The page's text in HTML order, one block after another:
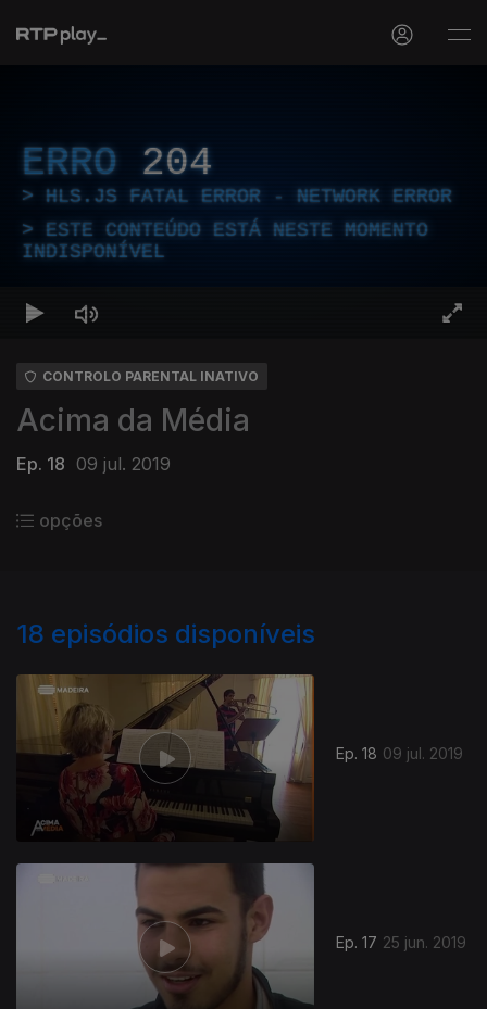
ERRO 204
HLS.JS FATAL ERROR - NETWORK ERROR
ESTE CONTEÚDO ESTÁ NESTE MOMENTO
INDISPONÍVEL
CONTROLO PARENTAL INATIVO
Acima da Média
Ep. 18 09 jul. 2019
opções
18 episódios disponíveis
Ep. 18 09 jul. 2019
Ep. 17 25 jun. 2019